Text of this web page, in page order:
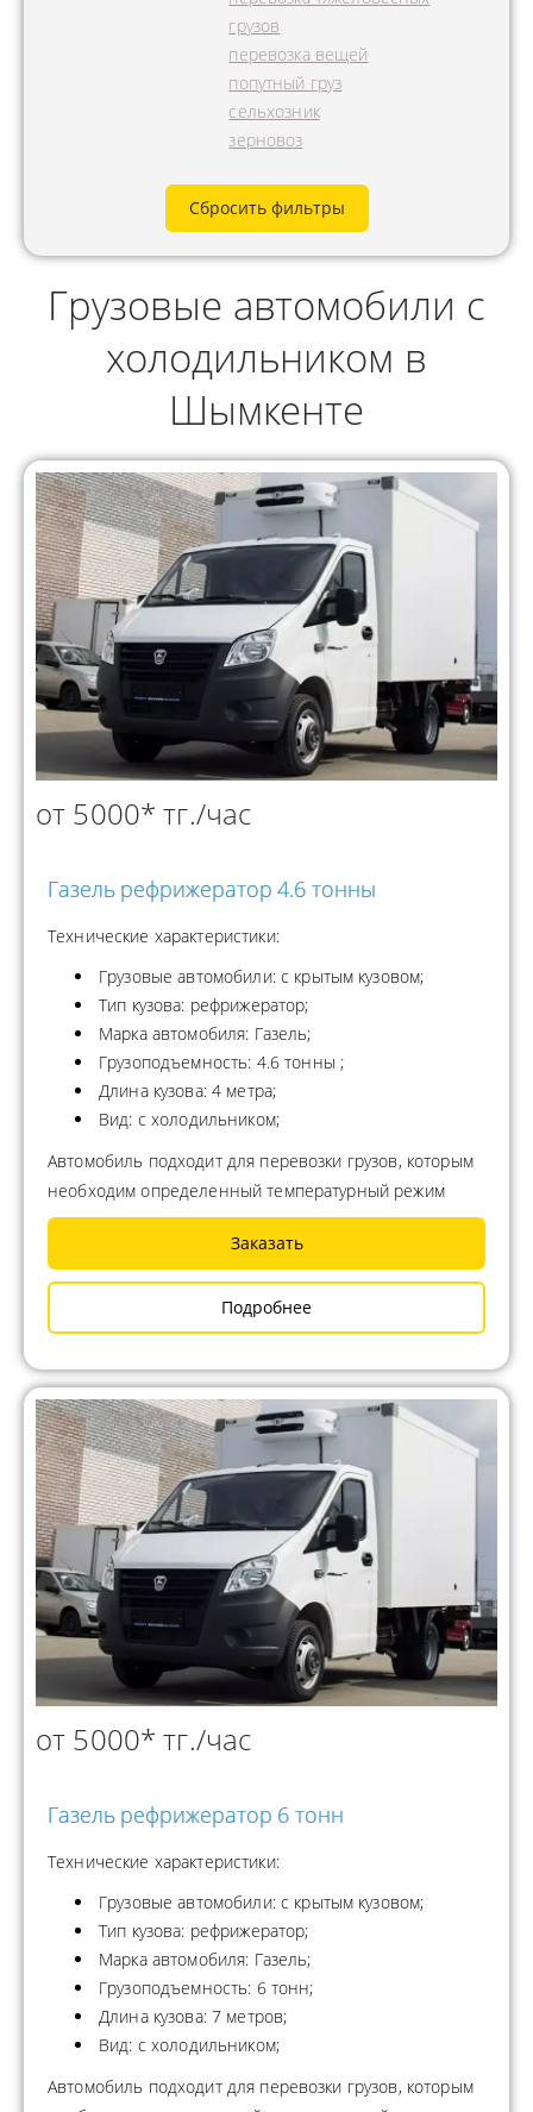
грузов
перевозка вещей
попутный груз
сельхозник
зерновоз
Сбросить фильтры
Грузовые автомобили с
холодильником в
Шымкенте
от 5000* тг./час
Газель рефрижератор 4.6 тонны
Технические характеристики:
Грузовые автомобили: с крытым кузовом;
Тип кузова: рефрижератор;
Марка автомобиля: Газель;
Грузоподъемность: 4.6 тонны ;
Длина кузова: 4 метра;
Вид: с холодильником;
Автомобиль подходит для перевозки грузов, которым
необходим определенный температурный режим
Заказать
Подробнее
от 5000* тг./час
Газель рефрижератор 6 тонн
Технические характеристики:
Грузовые автомобили: с крытым кузовом;
Тип кузова: рефрижератор;
Марка автомобиля: Газель;
Грузоподъемность: 6 тонн;
Длина кузова: 7 метров;
Вид: с холодильником;
Автомобиль подходит для перевозки грузов, которым